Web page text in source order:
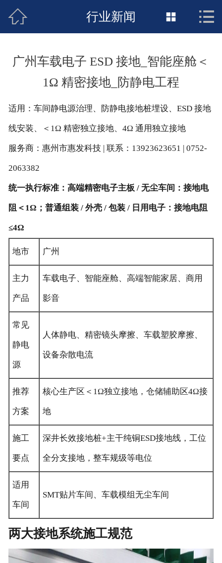
接地工程首页
新闻动态
案例展示
 行业新闻  
广州车载电子 ESD 接地_智能座舱＜
1Ω 精密接地_防静电工程
适用：车间静电源治理、防静电接地桩埋设、ESD 接地
线安装、＜1Ω 精密独立接地、4Ω 通用独立接地
服务商：惠州市惠发科技 | 联系：13923623651 | 0752-
2063382
统一执行标准：高端精密电子主板 / 无尘车间：接地电
阻＜1Ω；普通组装 / 外壳 / 包装 / 日用电子：接地电阻
≤4Ω
地市 广州
主力
产品
车载电子、智能座舱、高端智能家居、商用
影音
常见
静电
源
人体静电、精密镜头摩擦、车载塑胶摩擦、
设备杂散电流
推荐
方案
核心生产区＜1Ω独立接地，仓储辅助区4Ω接
地
施工
要点
深井长效接地桩+主干纯铜ESD接地线，工位
全分支接地，整车规级等电位
适用
车间
SMT贴片车间、车载模组无尘车间
两大接地系统施工规范